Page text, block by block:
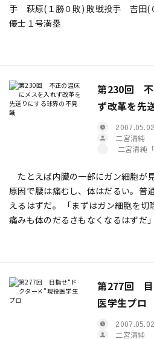
手 萩原(１勝０敗) 敗戦投手 吉田(０勝１敗) 本
優士１号満塁
第230回 不
ず改革を先
2007.05.02
二宮清純
二宮清純
たとえば内臓の一部にガン細胞が
原因で腰は痛むし、体はだるい。普
えるはずだ。 「まずはガン細胞を切
痛みも体のだるさもなくなるはずだ」
第277回 目
医学生プロ
2007.05.02
二宮清純